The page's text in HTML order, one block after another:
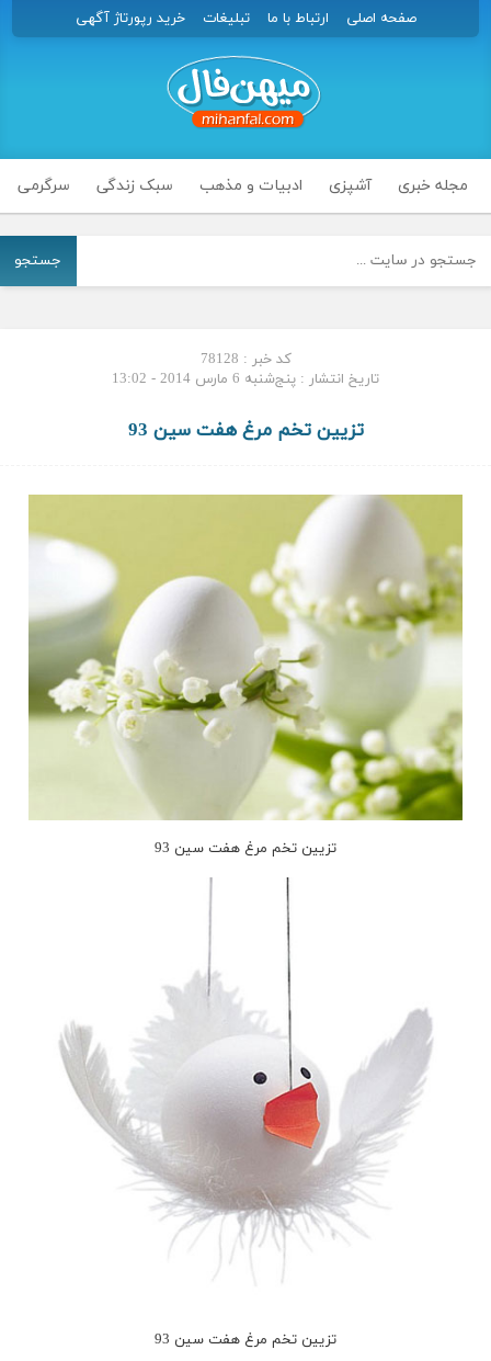
صفحه اصلی ارتباط با ما تبلیغات خرید رپورتاژ آگهی
مجله خبری آشپزی ادبیات و مذهب سبک زندگی سرگرمی
جستجو
کد خبر : 78128
تاریخ انتشار : پنج‌شنبه 6 مارس 2014 - 13:02
تزیین تخم مرغ هفت سین 93
تزیین تخم مرغ هفت سین 93
تزیین تخم مرغ هفت سین 93